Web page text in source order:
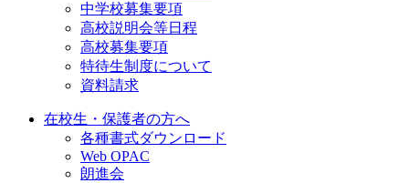
中学校募集要項
高校説明会等日程
高校募集要項
特待生制度について
資料請求
在校生・保護者の方へ
各種書式ダウンロード
Web OPAC
朗進会